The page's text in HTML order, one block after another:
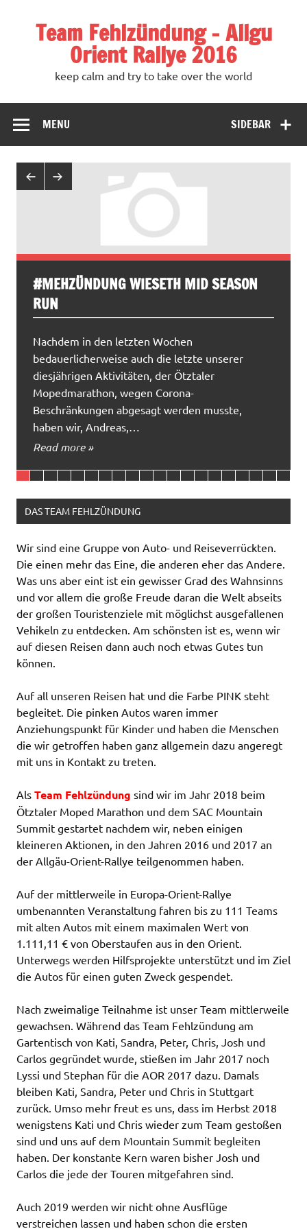
Team Fehlzündung – Allgu
Orient Rallye 2016
keep calm and try to take over the world
SIDEBAR
MENU
#MEHZÜNDUNG WIESETH MID SEASON
RUN
Nachdem in den letzten Wochen
bedauerlicherweise auch die letzte unserer
diesjährigen Aktivitäten, der Ötztaler
Mopedmarathon, wegen Corona-
Beschränkungen abgesagt werden musste,
haben wir, Andreas,…
Read more »
DAS TEAM FEHLZÜNDUNG
Wir sind eine Gruppe von Auto- und Reiseverrückten.
Die einen mehr das Eine, die anderen eher das Andere.
Was uns aber eint ist ein gewisser Grad des Wahnsinns
und vor allem die große Freude daran die Welt abseits
der großen Touristenziele mit möglichst ausgefallenen
Vehikeln zu entdecken. Am schönsten ist es, wenn wir
auf diesen Reisen dann auch noch etwas Gutes tun
können.
Auf all unseren Reisen hat und die Farbe PINK steht
begleitet. Die pinken Autos waren immer
Anziehungspunkt für Kinder und haben die Menschen
die wir getroffen haben ganz allgemein dazu angeregt
mit uns in Kontakt zu treten.
Als Team Fehlzündung sind wir im Jahr 2018 beim
Ötztaler Moped Marathon und dem SAC Mountain
Summit gestartet nachdem wir, neben einigen
kleineren Aktionen, in den Jahren 2016 und 2017 an
der Allgäu-Orient-Rallye teilgenommen haben.
Auf der mittlerweile in Europa-Orient-Rallye
umbenannten Veranstaltung fahren bis zu 111 Teams
mit alten Autos mit einem maximalen Wert von
1.111,11 € von Oberstaufen aus in den Orient.
Unterwegs werden Hilfsprojekte unterstützt und im Ziel
die Autos für einen guten Zweck gespendet.
Nach zweimalige Teilnahme ist unser Team mittlerweile
gewachsen. Während das Team Fehlzündung am
Gartentisch von Kati, Sandra, Peter, Chris, Josh und
Carlos gegründet wurde, stießen im Jahr 2017 noch
Lyssi und Stephan für die AOR 2017 dazu. Damals
bleiben Kati, Sandra, Peter und Chris in Stuttgart
zurück. Umso mehr freut es uns, dass im Herbst 2018
wenigstens Kati und Chris wieder zum Team gestoßen
sind und uns auf dem Mountain Summit begleiten
haben. Der konstante Kern waren bisher Josh und
Carlos die jede der Touren mitgefahren sind.
Auch 2019 werden wir nicht ohne Ausflüge
verstreichen lassen und haben schon die ersten